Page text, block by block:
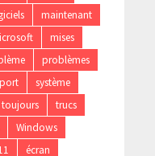
maintenant
mises
problèmes
système
toujours
trucs
Windows
écran